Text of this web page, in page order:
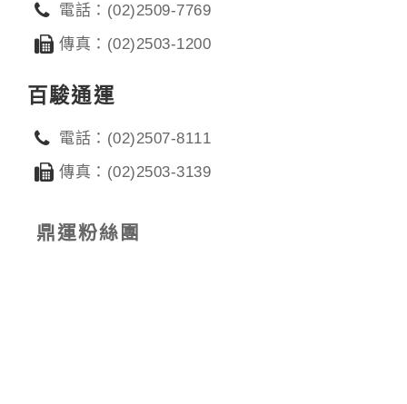
電話：(02)2509-7769
傳真：(02)2503-1200
百駿通運
電話：(02)2507-8111
傳真：(02)2503-3139
鼎運粉絲團